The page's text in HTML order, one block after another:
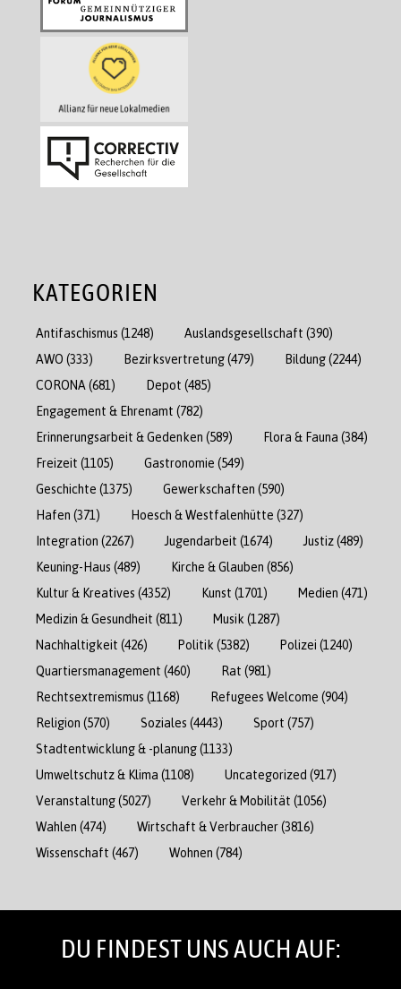
KATEGORIEN
Antifaschismus (1248) Auslandsgesellschaft (390)
AWO (333) Bezirksvertretung(479) Bildung(2244)
CORONA (681) Depot (485)
Engagement & Ehrenamt (782)
Erinnerungsarbeit & Gedenken (589) Flora & Fauna (384)
Freizeit (1105) Gastronomie (549)
Geschichte (1375) Gewerkschaften (590)
Hafen (371) Hoesch & Westfalenhütte (327)
Integration (2267) Jugendarbeit (1674) Justiz(489)
Keuning-Haus (489) Kirche & Glauben (856)
Kultur & Kreatives (4352) Kunst (1701) Medien (471)
Medizin & Gesundheit (811) Musik (1287)
Nachhaltigkeit (426) Politik (5382) Polizei (1240)
Quartiersmanagement (460) Rat (981)
Rechtsextremismus (1168) Refugees Welcome (904)
Religion (570) Soziales (4443) Sport (757)
Stadtentwicklung & -planung(1133)
Umweltschutz & Klima (1108) Uncategorized (917)
Veranstaltung(5027) Verkehr & Mobilität (1056)
Wahlen (474) Wirtschaft & Verbraucher(3816)
Wissenschaft (467) Wohnen (784)
DU FINDEST UNS AUCH AUF: